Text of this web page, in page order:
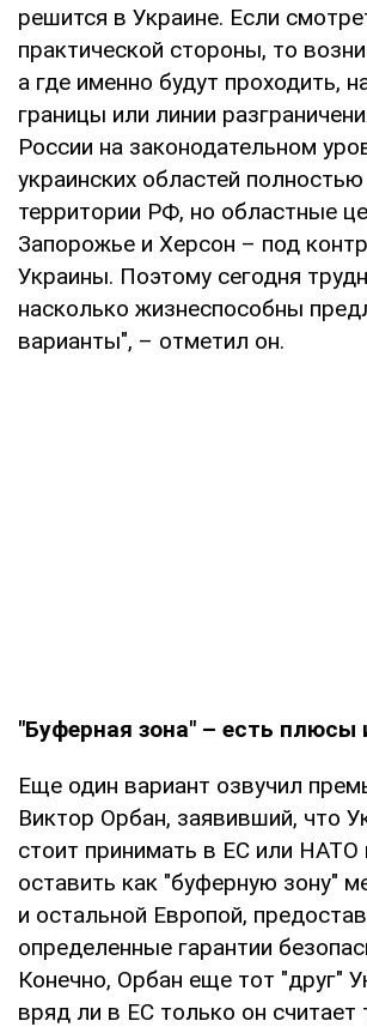
решится в Украине. Если
практической стороны, то
а где именно будут проходить,
границы или линии
России на законодательном
украинских областей
территории РФ, но областные
Запорожье и Херсон – под
Украины. Поэтому сегодня
насколько жизнеспособны
варианты", – отметил он.
"Буферная зона" – есть плюсы
Еще один вариант озвучил
Виктор Орбан, заявивший, что
стоит принимать в ЕС или НАТО
оставить как "буферную зону"
и остальной Европой,
определенные гарантии
Конечно, Орбан еще тот "друг"
вряд ли в ЕС только он считает